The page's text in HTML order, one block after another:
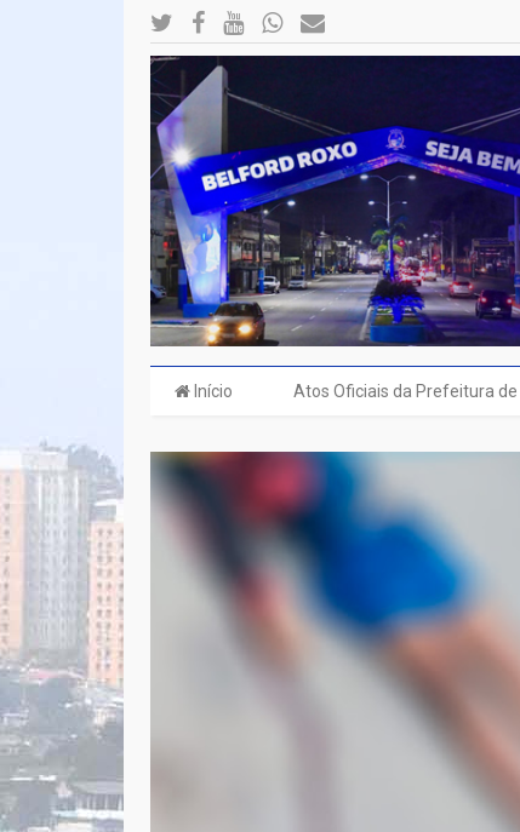
Início Atos Oficiais da Prefeitura